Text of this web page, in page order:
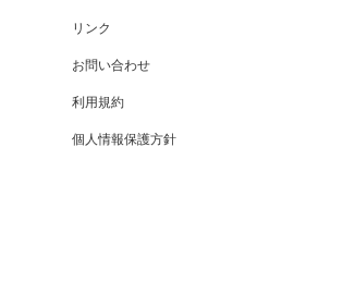
リンク
お問い合わせ
利用規約
個人情報保護方針